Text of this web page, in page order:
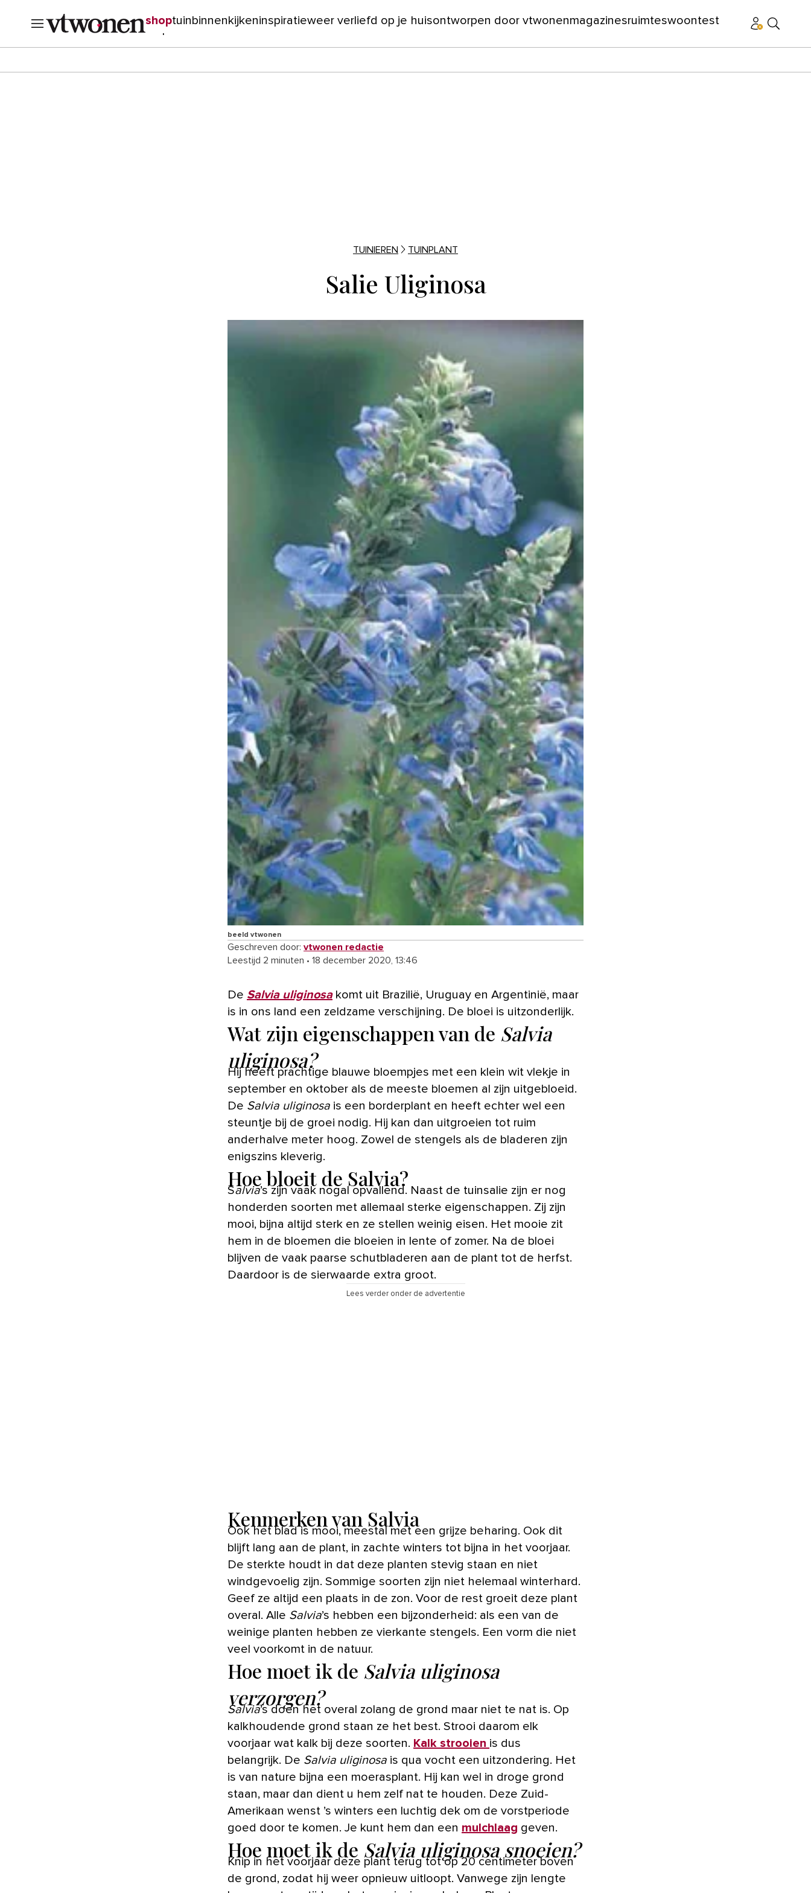
shoptuin binnenkijkeninspiratieweer verliefd op je huisontworpen door vtwonenmagazinesruimteswoontest
verbouwen
TUINIEREN TUINPLANT
Salie Uliginosa
beeld vtwonen
Geschreven door: vtwonen redactie
Leestijd 2 minuten • 18 december 2020, 13:46
De Salvia uliginosakomt uit Brazilië, Uruguay en Argentinië, maar
is in ons land een zeldzame verschijning. De bloei is uitzonderlijk.
Wat zijn eigenschappen van de Salvia
uliginosa?
Hij heeft prachtige blauwe bloempjes met een klein wit vlekje in
september en oktober als de meeste bloemen al zijn uitgebloeid.
De Salvia uliginosa is een borderplant en heeft echter wel een
steuntje bij de groei nodig. Hij kan dan uitgroeien tot ruim
anderhalve meter hoog. Zowel de stengels als de bladeren zijn
enigszins kleverig.
Hoe bloeit de Salvia?
Salvia’s zijn vaak nogal opvallend. Naast de tuinsalie zijn er nog
honderden soorten met allemaal sterke eigenschappen. Zij zijn
mooi, bijna altijd sterk en ze stellen weinig eisen. Het mooie zit
hem in de bloemen die bloeien in lente of zomer. Na de bloei
blijven de vaak paarse schutbladeren aan de plant tot de herfst.
Daardoor is de sierwaarde extra groot.
Lees verder onder de advertentie
Kenmerken van Salvia
Ook het blad is mooi, meestal met een grijze beharing. Ook dit
blijft lang aan de plant, in zachte winters tot bijna in het voorjaar.
De sterkte houdt in dat deze planten stevig staan en niet
windgevoelig zijn. Sommige soorten zijn niet helemaal winterhard.
Geef ze altijd een plaats in de zon. Voor de rest groeit deze plant
overal. Alle Salvia’s hebben een bijzonderheid: als een van de
weinige planten hebben ze vierkante stengels. Een vorm die niet
veel voorkomt in de natuur.
Hoe moet ik de Salvia uliginosa
verzorgen?
Salvia’s doen het overal zolang de grond maar niet te nat is. Op
kalkhoudende grond staan ze het best. Strooi daarom elk
voorjaar wat kalk bij deze soorten. Kalk strooien is dus
belangrijk. De Salvia uliginosa is qua vocht een uitzondering. Het
is van nature bijna een moerasplant. Hij kan wel in droge grond
staan, maar dan dient u hem zelf nat te houden. Deze Zuid-
Amerikaan wenst ’s winters een luchtig dek om de vorstperiode
goed door te komen. Je kunt hem dan een mulchlaag geven.
Hoe moet ik de Salvia uliginosa snoeien?
Knip in het voorjaar deze plant terug tot op 20 centimeter boven
de grond, zodat hij weer opnieuw uitloopt. Vanwege zijn lengte